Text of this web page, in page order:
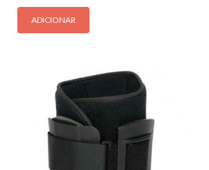
ADICIONAR